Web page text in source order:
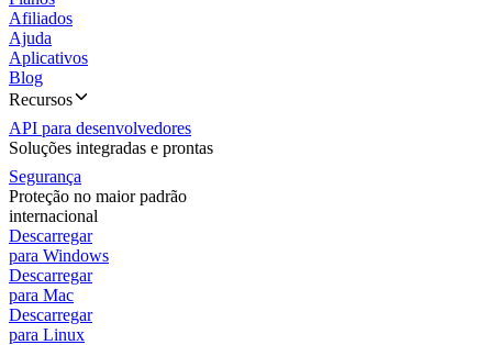
Afiliados
Ajuda
Aplicativos
Blog
Recursos
API para desenvolvedores
Soluções integradas e prontas
Segurança
Proteção no maior padrão
internacional
Descarregar
para Windows
Descarregar
para Mac
Descarregar
para Linux